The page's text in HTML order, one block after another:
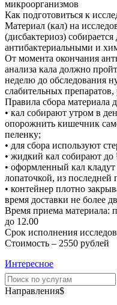
микроорганизмов
Как подготовиться к
Материал (кал) на
(дисбактериоз)
антибактериальными и
От момента окончания
анализа кала должно
неделю до обследования
слабительных
Правила сбора материала
• кал собирают утром в
опорожнить кишечник
пеленку;
• для сбора используют
• жидкий кал собирают до
• оформленный кал
лопаточкой, из
• контейнер плотно
время доставки не более
Время приема материала:
до 12.00
Срок исполнения
Стоимость – 2550 рублей
Интересное
Направления$